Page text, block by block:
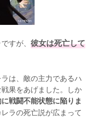
すが、 彼女は死亡して
は、敵の主力であるハ
果をあげました。しか
戦闘不能状態に陥りま
ラの死亡説が広まって